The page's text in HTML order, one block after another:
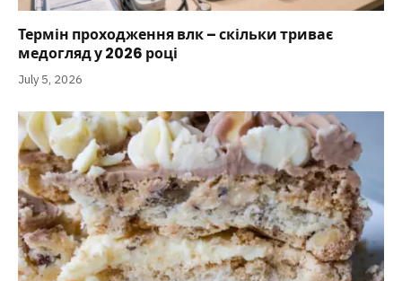
Термін проходження влк – скільки триває
медогляд у 2026 році
July 5, 2026